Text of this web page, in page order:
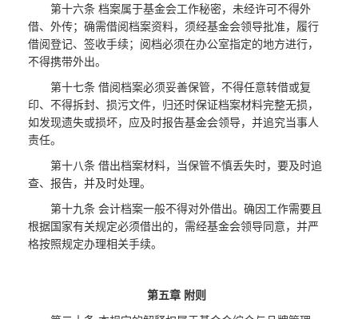
第十六条 档案属于基金会工作秘密，未经许可不得外
借、外传；确需借阅档案资料，须经基金会领导批准，履行
借阅登记、签收手续；阅档必须在办公室指定的地方进行，
不得携带外出。
第十七条 借阅档案必须妥善保管，不得任意转借或复
印、不得拆封、损污文件，归还时保证档案材料完整无损，
如发现遗失或损坏，应及时报告基金会领导，并追究当事人
责任。
第十八条 借出档案材料，当保管不慎丢失时，要及时追
查、报告，并及时处理。
第十九条 会计档案一般不得对外借出。确因工作需要且
根据国家有关规定必须借出的，需经基金会领导同意，并严
格按照规定办理相关手续。
第五章 附则